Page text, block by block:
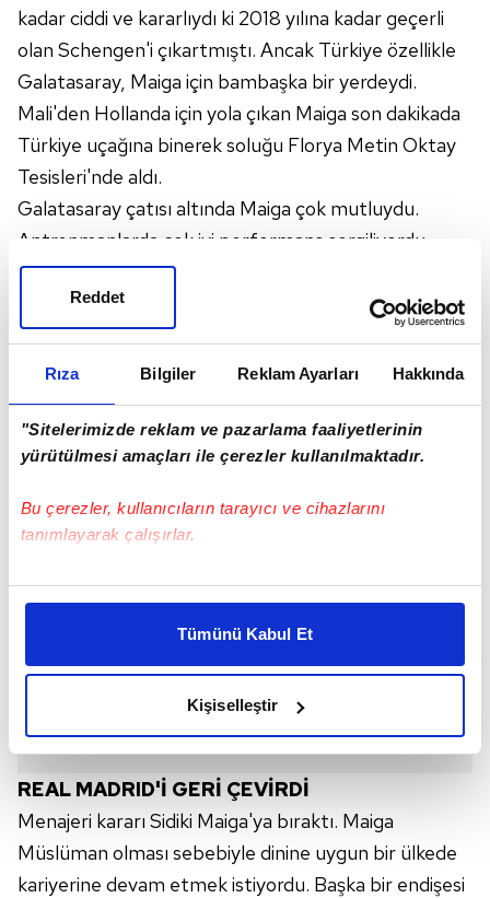
Rıza Bilgiler Reklam Ayarları Hakkında
"Sitelerimizde reklam ve pazarlama faaliyetlerinin
yürütülmesi amaçları ile çerezler kullanılmaktadır.
Bu çerezler, kullanıcıların tarayıcı ve cihazlarını
tanımlayarak çalışırlar.
Bu çerezlere izin vermeniz halinde sizlere özel
daha iyi reklam deneyimi yaşatabiliriz. Bunu yaparken
amacımızın size daha iyi bir reklam deneyimi sunmak
elimizden gelen çabayı gösterdiğimizi ve bu noktada,
Her halükârda, kullanıcılar, bu çerezlere izin vermedikleri
takdirde, kullanıcılara hedefli reklamlar
gösterilmeyecektir."
Tümünü Kabul Et
Kişiselleştir
Reddet
kadar ciddi ve kararlıydı ki 2018 yılına kadar geçerli
olan Schengen'i çıkartmıştı. Ancak Türkiye özellikle
Galatasaray, Maiga için bambaşka bir yerdeydi.
Mali'den Hollanda için yola çıkan Maiga son dakikada
Türkiye uçağına binerek soluğu Florya Metin Oktay
Tesisleri'nde aldı.
Galatasaray çatısı altında Maiga çok mutluydu.
Antrenmanlarda çok iyi performans sergiliyordu.
Florya'da herkes Malili genç futbolcu için olumlu
görüş bildirirken bir sabah menajerinin telefonu çaldı.
Arayan Real Bamako kulübünün bir yöneticisiydi.
Real Madrid'in Maiga'yı altyapılarında denemek için
İspanya'ya davet ettiğini iletti.
REAL MADRID'İ GERİ ÇEVİRDİ
Menajeri kararı Sidiki Maiga'ya bıraktı. Maiga
Müslüman olması sebebiyle dinine uygun bir ülkede
kariyerine devam etmek istiyordu. Başka bir endişesi